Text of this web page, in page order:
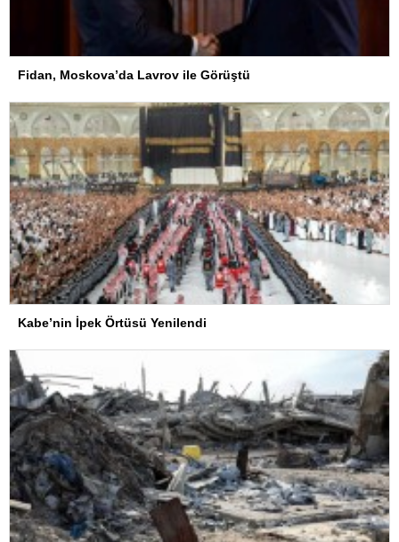
Fidan, Moskova’da Lavrov ile Görüştü
Kabe’nin İpek Örtüsü Yenilendi